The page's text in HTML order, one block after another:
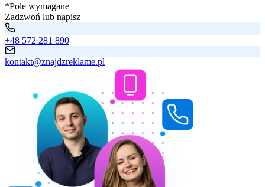
*Pole wymagane
Zadzwoń lub napisz
+48 572 281 890
kontakt@znajdzreklame.pl